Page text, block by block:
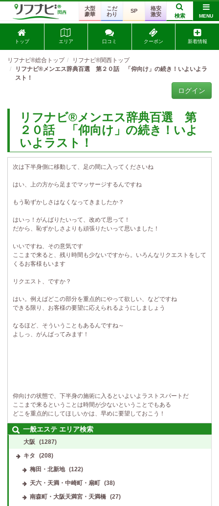
大型
豪華
こだ
わり
SP
格安
激安
検索 MENU
トップ エリア 口コミ クーポン 新着情報
リフナビ®総合トップ
リフナビ®関西トップ
リフナビ®メンエス辞典百選 第２０話 「仰向け」の続き！いよいよラ
スト！
ログイン
リフナビ®メンエス辞典百選 第
２０話 「仰向け」の続き！いよ
いよラスト！
次は下半身側に移動して、足の間に入ってくださいね
はい、上の方から足までマッサージするんですね
もう恥ずかしさはなくなってきましたか？
はいっ！がんばりたいって、改めて思って！
だから、恥ずかしさよりも頑張りたいって思いました！
いいですね、その意気です
ここまで来ると、残り時間も少ないですから。いろんなリクエストをして
くるお客様もいます
リクエスト、ですか？
はい。例えばどこの部分を重点的にやって欲しい、などですね
できる限り、お客様の要望に応えられるようにしましょう
なるほど、そういうこともあるんですね～
よしっ、がんばってみます！
仰向けの状態で、下半身の施術に入るといよいよラストスパートだ
ここまで来るということは時間が少ないということでもある
どこを重点的にしてほしいかは、早めに要望しておこう！
一般エステ エリア検索
大阪
(1287)
キタ
(208)
梅田・北新地
(122)
天六・天満・中崎町・扇町
(38)
南森町・大阪天満宮・天満橋
(27)